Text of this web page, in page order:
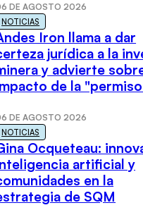
DE AGOSTO 2026
NOTICIAS
Iron llama a dar
jurídica a la
y advierte
de la
DE AGOSTO 2026
NOTICIAS
Ocqueteau:
artificial y
en la
de SQM